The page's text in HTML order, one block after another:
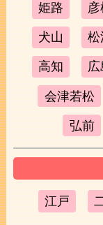
姫路 彦
犬山 松
高知 広
会津若松
弘前
江戸